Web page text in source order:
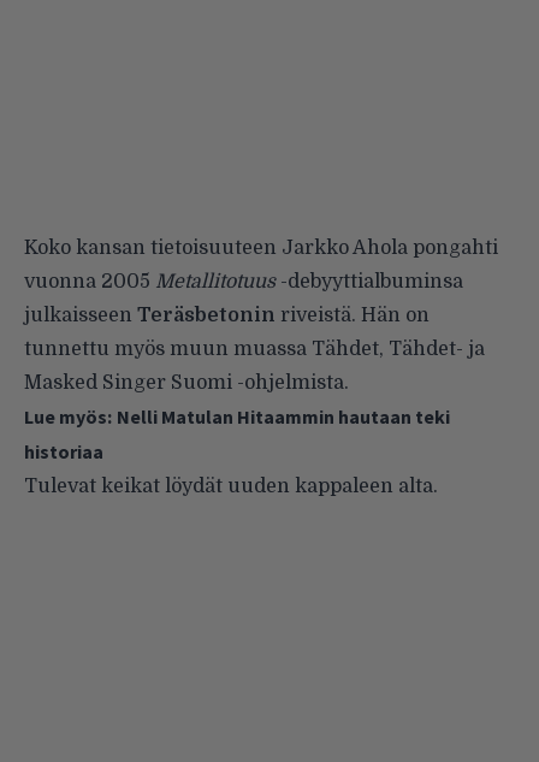
Koko kansan tietoisuuteen Jarkko Ahola pongahti
vuonna 2005 Metallitotuus-debyyttialbuminsa
julkaisseen Teräsbetonin riveistä. Hän on
tunnettu myös muun muassa Tähdet, Tähdet- ja
Masked Singer Suomi -ohjelmista.
Lue myös: Nelli Matulan Hitaammin hautaan teki
historiaa
Tulevat keikat löydät uuden kappaleen alta.